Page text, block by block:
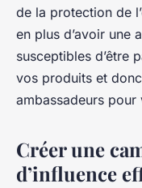
de la protection de
en plus d’avoir une
susceptibles d’être
vos produits et
ambassadeurs pour
Créer une
d’influence